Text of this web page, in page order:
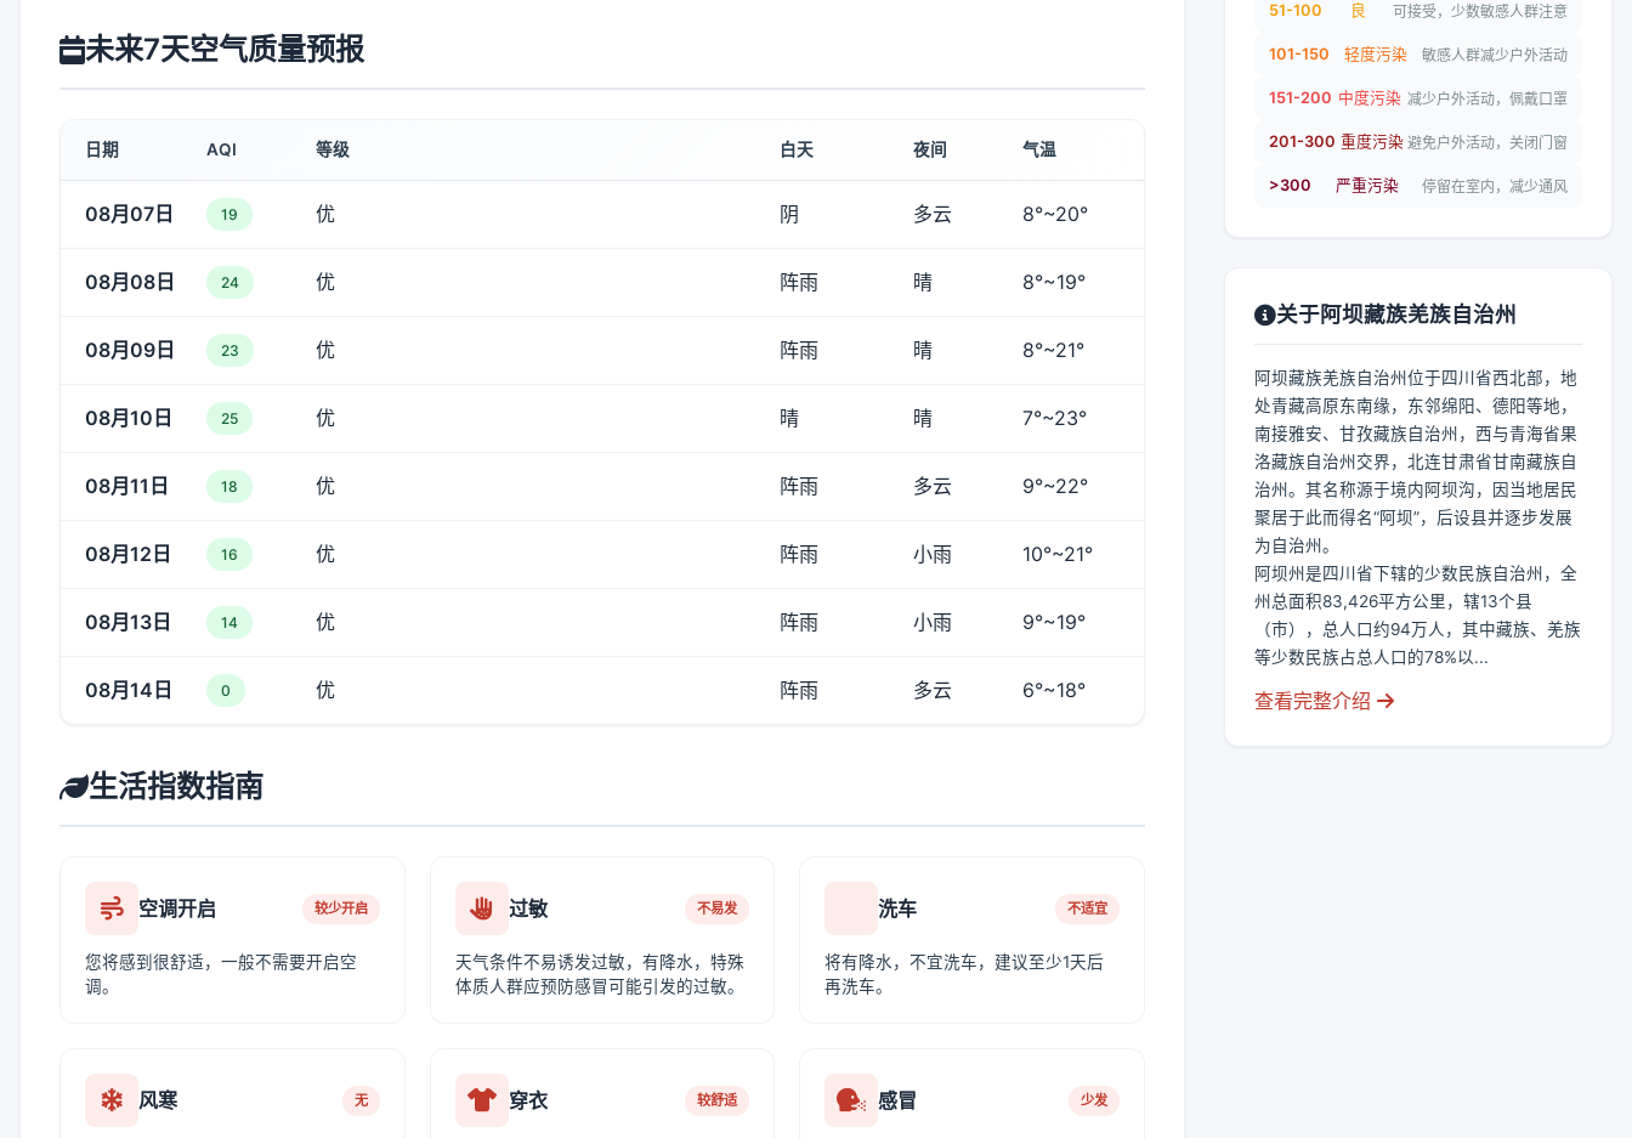
未来7天空气质量预报
日期 AQI 等级 白天 夜间 气温
08月07日 19 优 阴 多云 8°~20°
08月08日 24 优 阵雨 晴 8°~19°
08月09日 23 优 阵雨 晴 8°~21°
08月10日 25 优 晴 晴 7°~23°
08月11日 18 优 阵雨 多云 9°~22°
08月12日 16 优 阵雨 小雨 10°~21°
08月13日 14 优 阵雨 小雨 9°~19°
08月14日 0 优 阵雨 多云 6°~18°
生活指数指南
空调开启 较少开启
您将感到很舒适，一般不需要开启空
调。
过敏 不易发
天气条件不易诱发过敏，有降水，特殊
体质人群应预防感冒可能引发的过敏。
洗车 不适宜
将有降水，不宜洗车，建议至少1天后
再洗车。
风寒 无 穿衣 较舒适 感冒 少发
51-100 良 可接受，少数敏感人群注意
101-150 轻度污染 敏感人群减少户外活动
151-200 中度污染 减少户外活动，佩戴口罩
201-300 重度污染 避免户外活动，关闭门窗
>300 严重污染 停留在室内，减少通风
关于阿坝藏族羌族自治州
阿坝藏族羌族自治州位于四川省西北部，地
处青藏高原东南缘，东邻绵阳、德阳等地，
南接雅安、甘孜藏族自治州，西与青海省果
洛藏族自治州交界，北连甘肃省甘南藏族自
治州。其名称源于境内阿坝沟，因当地居民
聚居于此而得名“阿坝”，后设县并逐步发展
为自治州。
阿坝州是四川省下辖的少数民族自治州，全
州总面积83,426平方公里，辖13个县
（市），总人口约94万人，其中藏族、羌族
等少数民族占总人口的78%以...
查看完整介绍